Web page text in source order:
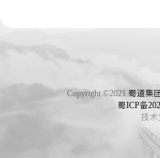
Copyright ©2021 蜀道集
蜀ICP备
技术